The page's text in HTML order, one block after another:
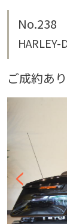
No.238
HARLEY-
ご成約あ